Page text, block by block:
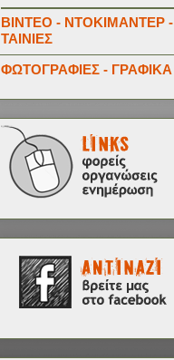
ΒΙΝΤΕΟ - ΝΤΟΚΙΜΑΝΤΕΡ -
ΤΑΙΝΙΕΣ
ΦΩΤΟΓΡΑΦΙΕΣ - ΓΡΑΦΙΚΑ